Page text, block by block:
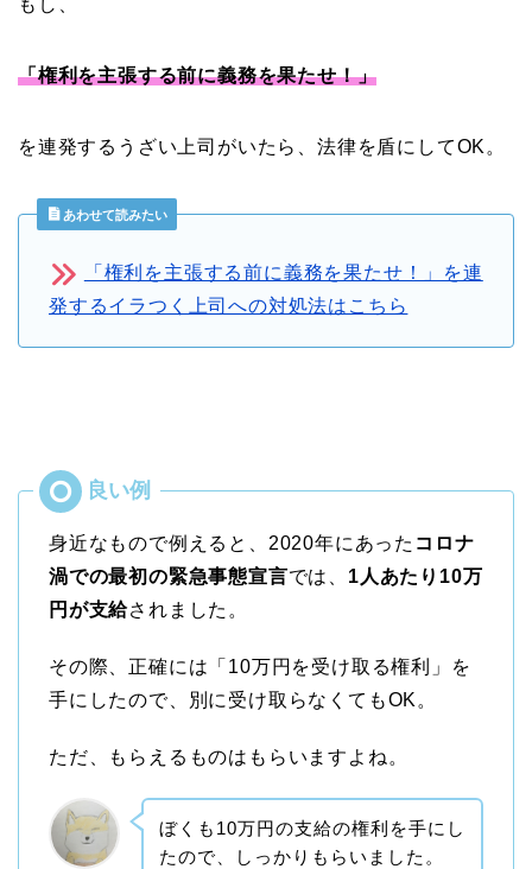
「権利を主張する前に義務を果たせ！」
を連発するうざい上司がいたら、法律を盾にしてOK。
あわせて読みたい
「権利を主張する前に義務を果たせ！」を連
発するイラつく上司への対処法はこちら
身近なもので例えると、2020年にあった コロナ
渦での最初の緊急事態宣言では、 1人あたり10万
円が支給されました。
その際、正確には「10万円を受け取る権利」を
手にしたので、別に受け取らなくてもOK。
ただ、もらえるものはもらいますよね。
ぼくも10万円の支給の権利を手にし
たので、しっかりもらいました。